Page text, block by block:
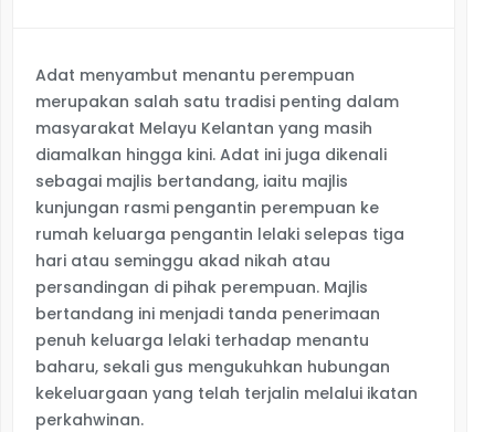
Adat menyambut menantu perempuan
merupakan salah satu tradisi penting dalam
masyarakat Melayu Kelantan yang masih
diamalkan hingga kini. Adat ini juga dikenali
sebagai majlis bertandang, iaitu majlis
kunjungan rasmi pengantin perempuan ke
rumah keluarga pengantin lelaki selepas tiga
hari atau seminggu akad nikah atau
persandingan di pihak perempuan. Majlis
bertandang ini menjadi tanda penerimaan
penuh keluarga lelaki terhadap menantu
baharu, sekali gus mengukuhkan hubungan
kekeluargaan yang telah terjalin melalui ikatan
perkahwinan.